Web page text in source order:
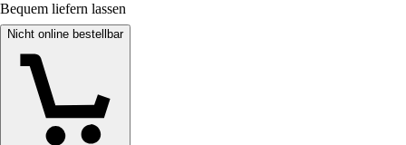
Bequem liefern lassen
Nicht online bestellbar